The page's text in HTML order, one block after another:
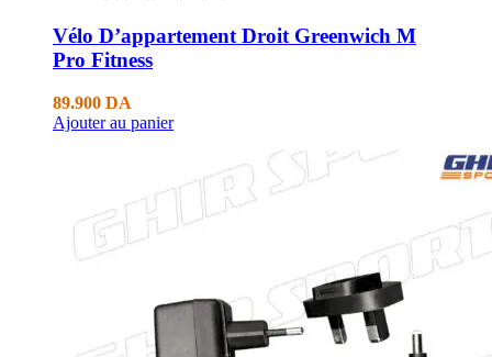
Vélo D’appartement Droit Greenwich M
Pro Fitness
89.900 DA
Ajouter au panier